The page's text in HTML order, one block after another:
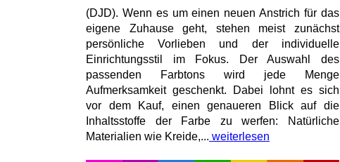
(DJD). Wenn es um einen neuen Anstrich für das
eigene Zuhause geht, stehen meist zunächst
persönliche Vorlieben und der individuelle
Einrichtungsstil im Fokus. Der Auswahl des
passenden Farbtons wird jede Menge
Aufmerksamkeit geschenkt. Dabei lohnt es sich
vor dem Kauf, einen genaueren Blick auf die
Inhaltsstoffe der Farbe zu werfen: Natürliche
Materialien wie Kreide,... weiterlesen